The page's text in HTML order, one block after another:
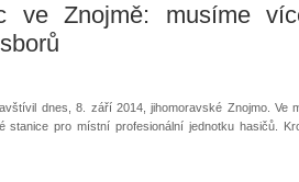
ve Znojmě: musíme
dnes, 8. září 2014, jihomoravské Znojmo.
stanice pro místní profesionální jednotku hasičů.